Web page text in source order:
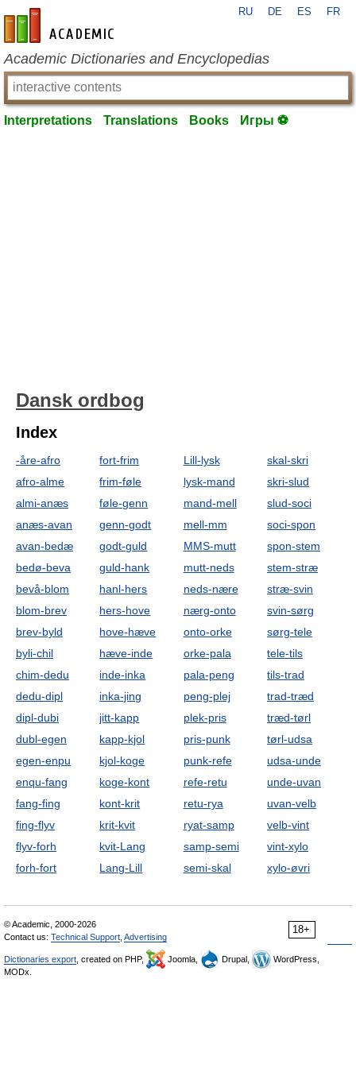
en-academic.com
RU DE ES FR
Academic Dictionaries and Encyclopedias
Interpretations Translations Books Игры ⚽
Dansk ordbog
Index
-åre-afro
afro-alme
almi-anæs
anæs-avan
avan-bedæ
bedø-beva
bevå-blom
blom-brev
brev-byld
byli-chil
chim-dedu
dedu-dipl
dipl-dubi
dubl-egen
egen-enpu
enqu-fang
fang-fing
fing-flyv
flyv-forh
forh-fort
fort-frim
frim-føle
føle-genn
genn-godt
godt-guld
guld-hank
hanl-hers
hers-hove
hove-hæve
hæve-inde
inde-inka
inka-jing
jitt-kapp
kapp-kjol
kjol-koge
koge-kont
kont-krit
krit-kvit
kvit-Lang
Lang-Lill
Lill-lysk
lysk-mand
mand-mell
mell-mm
MMS-mutt
mutt-neds
neds-nære
nærg-onto
onto-orke
orke-pala
pala-peng
peng-plej
plek-pris
pris-punk
punk-refe
refe-retu
retu-rya
ryat-samp
samp-semi
semi-skal
skal-skri
skri-slud
slud-soci
soci-spon
spon-stem
stem-stræ
stræ-svin
svin-sørg
sørg-tele
tele-tils
tils-trad
trad-træd
træd-tørl
tørl-udsa
udsa-unde
unde-uvan
uvan-velb
velb-vint
vint-xylo
xylo-øvri
18+
© Academic, 2000-2026
Contact us: Technical Support Advertising
Dictionaries export , created on PHP, Joomla, Drupal,
WordPress,
MODx.